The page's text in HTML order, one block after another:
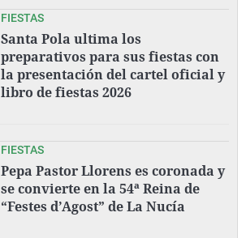
FIESTAS
Santa Pola ultima los
preparativos para sus fiestas con
la presentación del cartel oficial y
libro de fiestas 2026
FIESTAS
Pepa Pastor Llorens es coronada y
se convierte en la 54ª Reina de
“Festes d’Agost” de La Nucía